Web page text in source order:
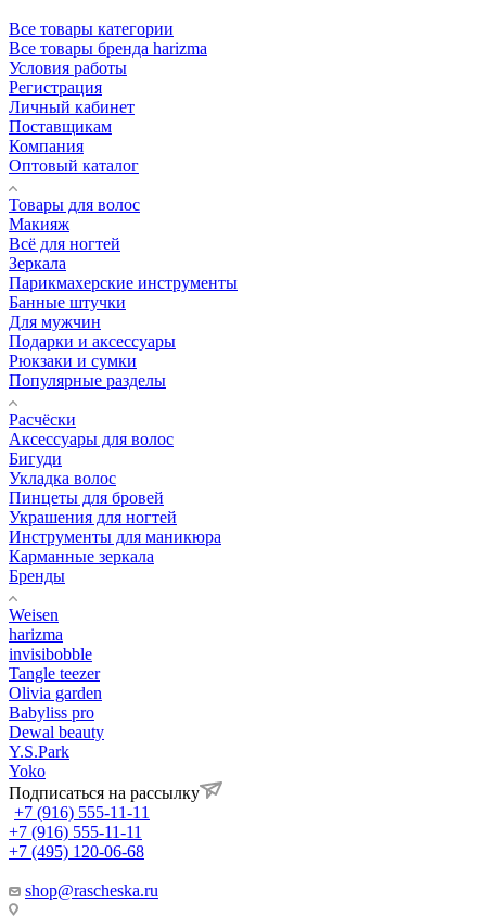
Все товары категории
Все товары бренда harizma
Условия работы
Регистрация
Личный кабинет
Поставщикам
Компания
Оптовый каталог
Товары для волос
Макияж
Всё для ногтей
Зеркала
Парикмахерские инструменты
Банные штучки
Для мужчин
Подарки и аксессуары
Рюкзаки и сумки
Популярные разделы
Расчёски
Аксессуары для волос
Бигуди
Укладка волос
Пинцеты для бровей
Украшения для ногтей
Инструменты для маникюра
Карманные зеркала
Бренды
Weisen
harizma
invisibobble
Tangle teezer
Olivia garden
Babyliss pro
Dewal beauty
Y.S.Park
Yoko
Подписаться на рассылку
+7 (916) 555-11-11
+7 (916) 555-11-11
+7 (495) 120-06-68
shop@rascheska.ru